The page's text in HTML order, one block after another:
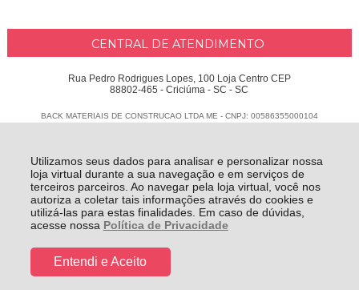
Utilizamos seus dados para analisar e personalizar nossa
loja virtual durante a sua navegação e em serviços de
terceiros parceiros. Ao navegar pela loja virtual, você nos
autoriza a coletar tais informações através do cookies e
utilizá-las para estas finalidades. Em caso de dúvidas,
acesse nossa Política de Privacidade
Entendi e Aceito
CENTRAL DE ATENDIMENTO
Rua Pedro Rodrigues Lopes, 100 Loja Centro CEP
88802-465 - Criciúma - SC - SC
BACK MATERIAIS DE CONSTRUCAO LTDA ME - CNPJ: 00586355000104